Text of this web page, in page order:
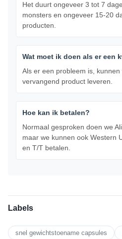
Het duurt ongeveer 3 tot 7
monsters en ongeveer 15-20
producten.
Wat moet ik doen als er een
Als er een probleem is,
vervangend product leveren.
Hoe kan ik betalen?
Normaal gesproken doen we
maar we kunnen ook Western
en T/T betalen.
Labels
snel gewichtstoename capsules